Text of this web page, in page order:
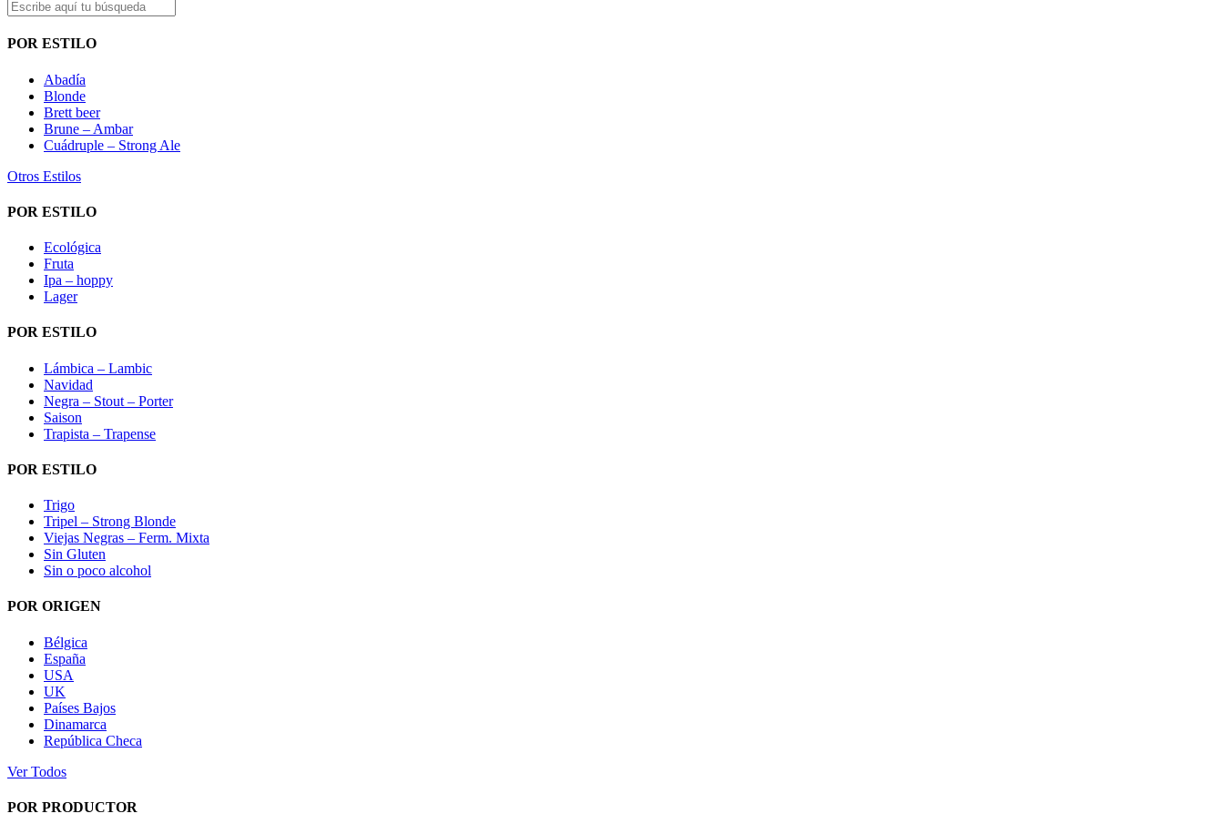
POR ESTILO
Abadía
Blonde
Brett beer
Brune – Ambar
Cuádruple – Strong Ale
Otros Estilos
POR ESTILO
Ecológica
Fruta
Ipa – hoppy
Lager
POR ESTILO
Lámbica – Lambic
Navidad
Negra – Stout – Porter
Saison
Trapista – Trapense
POR ESTILO
Trigo
Tripel – Strong Blonde
Viejas Negras – Ferm. Mixta
Sin Gluten
Sin o poco alcohol
POR ORIGEN
Bélgica
España
USA
UK
Países Bajos
Dinamarca
República Checa
Ver Todos
POR PRODUCTOR